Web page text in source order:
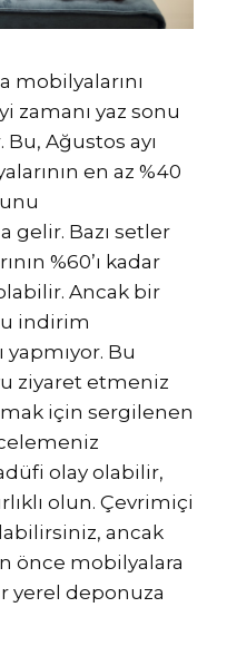
mobilyalarını
zamanı yaz sonu
Bu, Ağustos ayı
en az %40
gelir. Bazı setler
%60’ı kadar
Ancak bir
indirim
yapmıyor. Bu
ziyaret etmeniz
için sergilenen
olay olabilir,
olun. Çevrimiçi
ancak
önce mobilyalara
yerel deponuza